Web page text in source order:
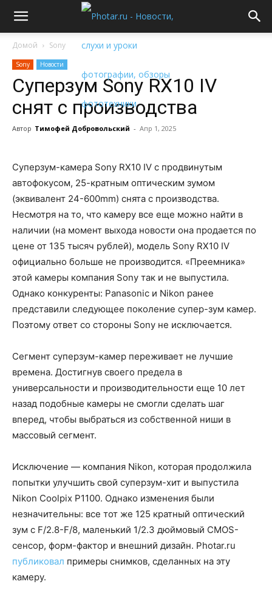
Домой Sony
Sony Новости
Суперзум Sony RX10 IV
снят с производства
Автор Тимофей Добровольский - Апр 1, 2025
Суперзум-камера Sony RX10 IV с продвинутым
автофокусом, 25-кратным оптическим зумом
(эквивалент 24-600mm) снята с производства.
Несмотря на то, что камеру все еще можно найти в
наличии (на момент выхода новости она продается по
цене от 135 тысяч рублей), модель Sony RX10 IV
официально больше не производится. «Преемника»
этой камеры компания Sony так и не выпустила.
Однако конкуренты: Panasonic и Nikon ранее
представили следующее поколение супер-зум камер.
Поэтому ответ со стороны Sony не исключается.
Сегмент суперзум-камер переживает не лучшие
времена. Достигнув своего предела в
универсальности и производительности еще 10 лет
назад подобные камеры не смогли сделать шаг
вперед, чтобы выбраться из собственной ниши в
массовый сегмент.
Исключение — компания Nikon, которая продолжила
попытки улучшить свой суперзум-хит и выпустила
Nikon Coolpix P1100. Однако изменения были
незначительны: все тот же 125 кратный оптический
зум с F/2.8-F/8, маленький 1/2.3 дюймовый CMOS-
сенсор, форм-фактор и внешний дизайн. Photar.ru
публиковал примеры снимков, сделанных на эту
камеру.